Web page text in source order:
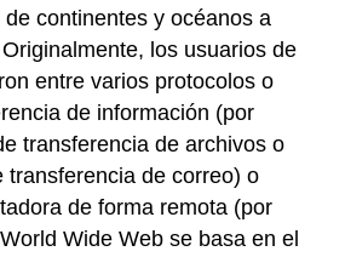
continentes y océanos a
los usuarios de
entre varios protocolos o
de información (por
transferencia de archivos o
transferencia de correo) o
de forma remota (por
Wide Web se basa en el